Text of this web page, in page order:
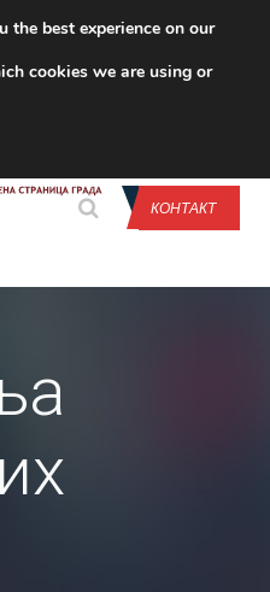
CONTACT US
КОНТАКТ
the best experience on our
cookies we are using or